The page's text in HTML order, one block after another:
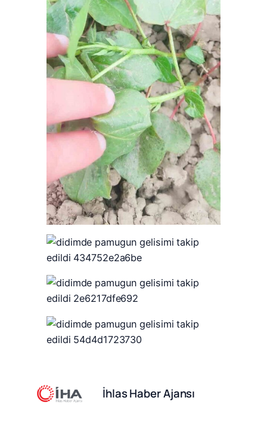
İhlas Haber Ajansı